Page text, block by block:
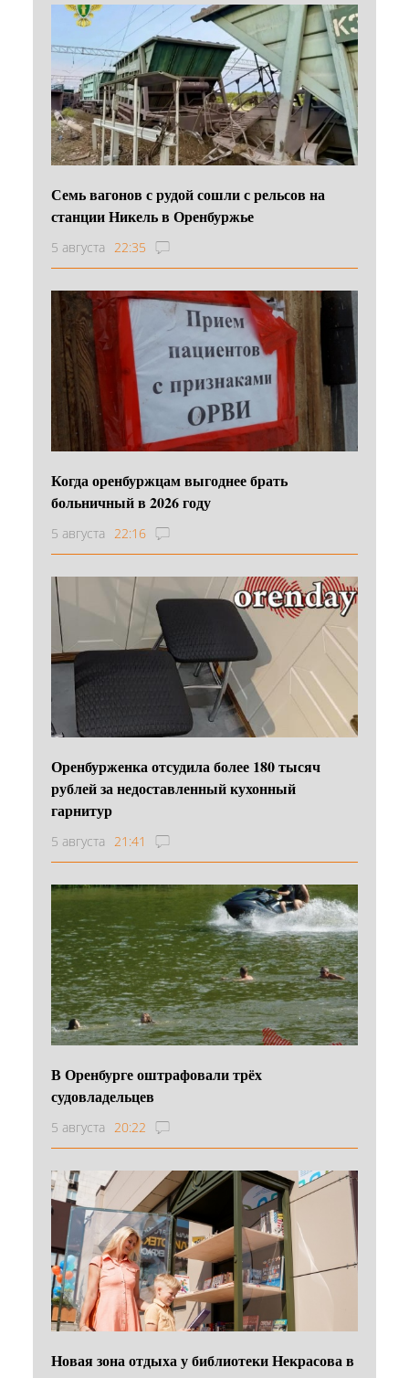
Семь вагонов с рудой сошли с рельсов на
станции Никель в Оренбуржье
5 августа 22:35
Когда оренбуржцам выгоднее брать
больничный в 2026 году
5 августа 22:16
Оренбурженка отсудила более 180 тысяч
рублей за недоставленный кухонный
гарнитур
5 августа 21:41
В Оренбурге оштрафовали трёх
судовладельцев
5 августа 20:22
Новая зона отдыха у библиотеки Некрасова в